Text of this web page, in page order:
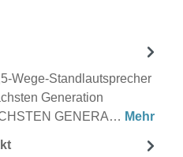
Wege-Standlautsprecher
Generation
GENERA… Mehr